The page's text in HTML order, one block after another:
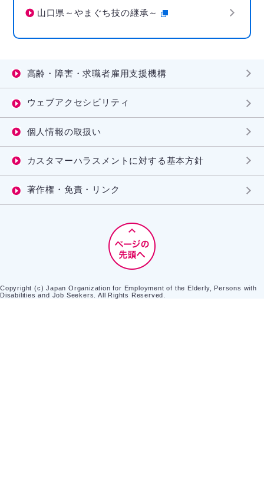
山口県～やまぐち技の継承～
高齢・障害・求職者雇用支援機構
ウェブアクセシビリティ
個人情報の取扱い
カスタマーハラスメントに対する基本方針
著作権・免責・リンク
Copyright (c) Japan Organization for Employment of the Elderly, Persons with
Disabilities and Job Seekers. All Rights Reserved.